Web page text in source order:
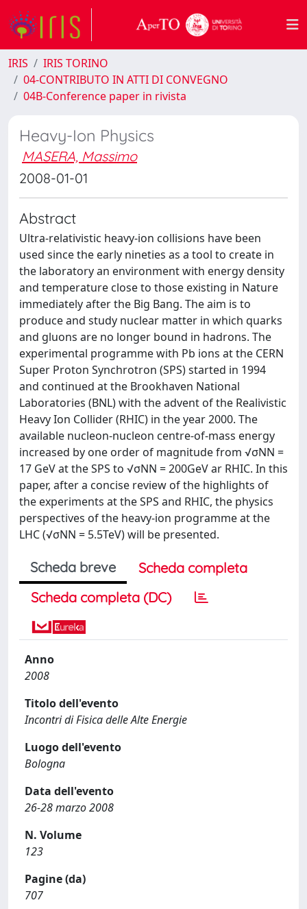
IRIS
IRIS TORINO
04-CONTRIBUTO IN ATTI DI CONVEGNO
04B-Conference paper in rivista
Heavy-Ion Physics
MASERA, Massimo
2008-01-01
Abstract
Ultra-relativistic heavy-ion collisions have been
used since the early nineties as a tool to create in
the laboratory an environment with energy density
and temperature close to those existing in Nature
immediately after the Big Bang. The aim is to
produce and study nuclear matter in which quarks
and gluons are no longer bound in hadrons. The
experimental programme with Pb ions at the CERN
Super Proton Synchrotron (SPS) started in 1994
and continued at the Brookhaven National
Laboratories (BNL) with the advent of the Realivistic
Heavy Ion Collider (RHIC) in the year 2000. The
available nucleon-nucleon centre-of-mass energy
increased by one order of magnitude from √σNN =
17 GeV at the SPS to √σNN = 200GeV ar RHIC. In this
paper, after a concise review of the highlights of
the experiments at the SPS and RHIC, the physics
perspectives of the heavy-ion programme at the
LHC (√σNN = 5.5TeV) will be presented.
Scheda breve
Scheda completa
Scheda completa (DC)
Anno
2008
Titolo dell'evento
Incontri di Fisica delle Alte Energie
Luogo dell'evento
Bologna
Data dell'evento
26-28 marzo 2008
N. Volume
123
Pagine (da)
707